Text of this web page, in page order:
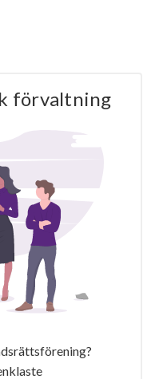
förvaltning